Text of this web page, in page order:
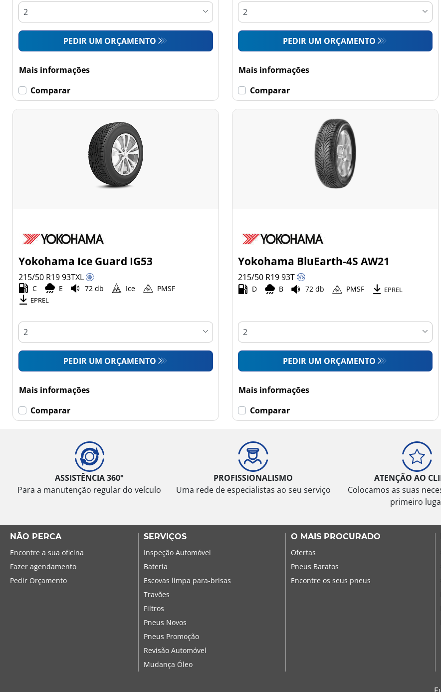
PEDIR UM ORÇAMENTO
Mais informações
Comparar
PEDIR UM ORÇAMENTO
Mais informações
Comparar
Yokohama Ice Guard IG53
215/50 R1993TXL
C E 72 db Ice PMSF
EPREL
PEDIR UM ORÇAMENTO
Mais informações
Comparar
Yokohama BluEarth-4S AW21
215/50 R1993T
D B 72 db PMSF EPREL
PEDIR UM ORÇAMENTO
Mais informações
Comparar
ASSISTÊNCIA 360°
Para a manutenção regular do veículo
PROFISSIONALISMO
Uma rede de especialistas ao seu serviço
ATENÇÃO AO
Colocamos as suas
primeiro
NÃO PERCA
Encontre a sua oficina
Fazer agendamento
Pedir Orçamento
SERVIÇOS
Inspeção Automóvel
Bateria
Escovas limpa para-brisas
Travões
Filtros
Pneus Novos
Pneus Promoção
Revisão Automóvel
Mudança Óleo
O MAIS PROCURADO
Ofertas
Pneus Baratos
Encontre os seus pneus